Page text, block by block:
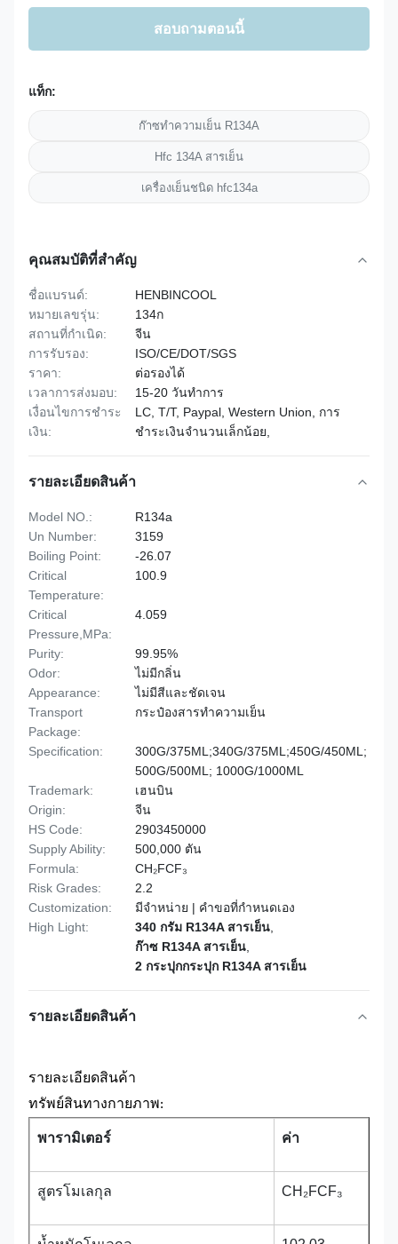
สอบถามตอนนี้
แท็ก:
ก๊าซทำความเย็น R134A
Hfc 134A สารเย็น
เครื่องเย็นชนิด hfc134a
คุณสมบัติที่สำคัญ
ชื่อแบรนด์:
HENBINCOOL
หมายเลขรุ่น:
134ก
สถานที่กำเนิด:
จีน
การรับรอง:
ISO/CE/DOT/SGS
ราคา:
ต่อรองได้
เวลาการส่งมอบ:
15-20 วันทำการ
เงื่อนไขการชำระ
เงิน:
LC, T/T, Paypal, Western Union, การ
ชำระเงินจำนวนเล็กน้อย,
รายละเอียดสินค้า
Model NO.:
R134a
Un Number:
3159
Boiling Point:
-26.07
Critical
Temperature:
100.9
Critical
Pressure,MPa:
4.059
Purity:
99.95%
Odor:
ไม่มีกลิ่น
Appearance:
ไม่มีสีและชัดเจน
Transport
Package:
กระป๋องสารทำความเย็น
Specification:
300G/375ML;340G/375ML;450G/450ML;
500G/500ML; 1000G/1000ML
Trademark:
เฮนบิน
Origin:
จีน
HS Code:
2903450000
Supply Ability:
500,000 ตัน
Formula:
CH₂FCF₃
Risk Grades:
2.2
Customization:
มีจำหน่าย | คำขอที่กำหนดเอง
High Light:
340 กรัม R134A สารเย็น
ก๊าซ R134A สารเย็น
2 กระปุกกระปุก R134A สารเย็น
รายละเอียดสินค้า
รายละเอียดสินค้า
ทรัพย์สินทางกายภาพ:
พารามิเตอร์ ค่า
สูตรโมเลกุล CH₂FCF₃